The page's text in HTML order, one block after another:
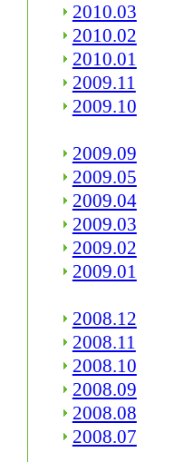
2010.03
2010.02
2010.01
2009.11
2009.10
2009.09
2009.05
2009.04
2009.03
2009.02
2009.01
2008.12
2008.11
2008.10
2008.09
2008.08
2008.07